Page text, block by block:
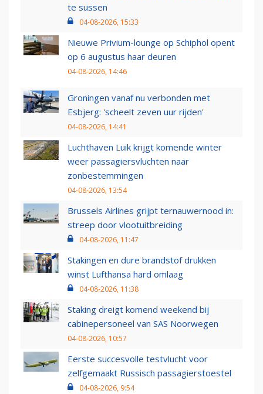
te sussen
04-08-2026, 15:33
Nieuwe Privium-lounge op Schiphol opent
op 6 augustus haar deuren
04-08-2026, 14:46
Groningen vanaf nu verbonden met
Esbjerg: 'scheelt zeven uur rijden'
04-08-2026, 14:41
Luchthaven Luik krijgt komende winter
weer passagiersvluchten naar
zonbestemmingen
04-08-2026, 13:54
Brussels Airlines grijpt ternauwernood in:
streep door vlootuitbreiding
04-08-2026, 11:47
Stakingen en dure brandstof drukken
winst Lufthansa hard omlaag
04-08-2026, 11:38
Staking dreigt komend weekend bij
cabinepersoneel van SAS Noorwegen
04-08-2026, 10:57
Eerste succesvolle testvlucht voor
zelfgemaakt Russisch passagierstoestel
04-08-2026, 9:54